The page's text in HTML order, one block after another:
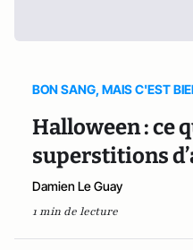
BON SANG, MAIS C'EST
Halloween : ce
superstitions
Damien Le Guay
1 min de lecture